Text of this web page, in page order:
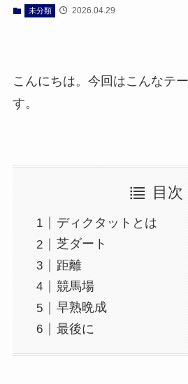
未分類 2026.04.29
こんにちは。今回はこんなテ
す。
目次
ディクタットとは
芝ダート
距離
競馬場
早熟晩成
最後に